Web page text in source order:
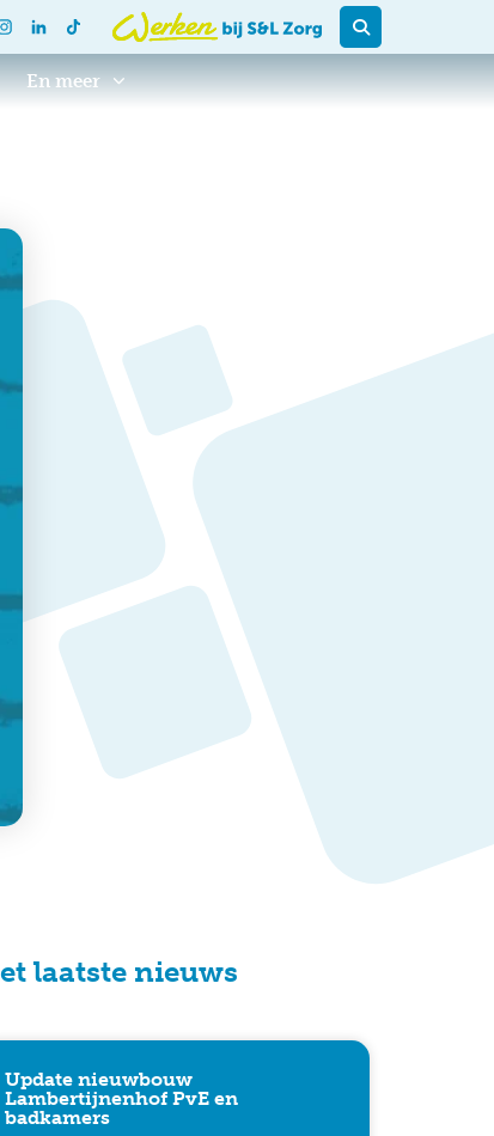
En meer
laatste nieuws
Update nieuwbouw
Lambertijnenhof PvE en
badkamers